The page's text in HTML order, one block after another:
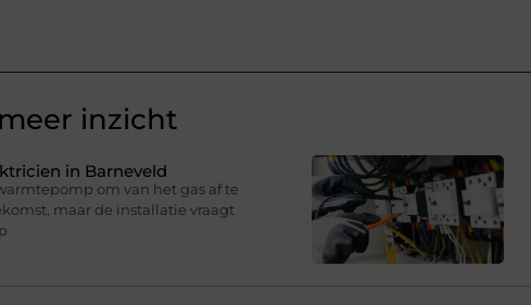
inzicht
in Barneveld
om van het gas af te
maar de installatie vraagt